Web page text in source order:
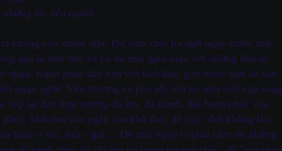
những lúc yêu người"
không còn nhiều nữa. Dự cảm chia lìa ngỡ ngay trước mắt.
qua là một bức vẽ có đủ mọi gam màu với những khuôn
nhau. Hạnh phúc đan xen với khổ đau, giọt nước mắt ẩn sau
ngạo nghễ. Yêu thương và phụ rẫy tồn tại như một cặp song
xếp lại dàn hợp xướng đa âm, đa thanh, đặt hạnh phúc vào
phúc, khổ đau vào ngăn của khổ đau, để cuộc đời không lẫn
buồn - vui, thật - giả.... Để một ngày ta phải cảm ơn những